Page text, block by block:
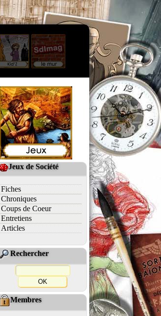
Jeux de Société
Fiches
Chroniques
Coups de Coeur
Entretiens
Articles
Rechercher
Membres